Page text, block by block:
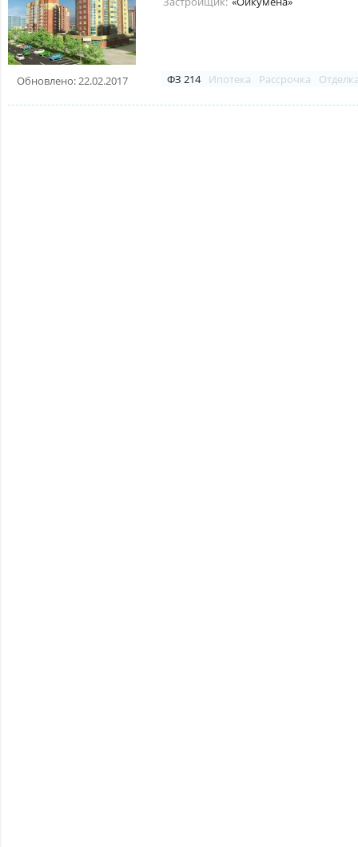
Обновлено: 22.02.2017 ФЗ 214 Ипотека Рассрочка